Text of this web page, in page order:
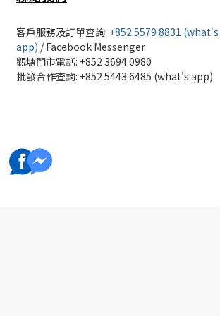
客戶服務及訂單查詢: +852 5579 8831 (what's
app) /Facebook Messenger
觀塘門市電話: +852 3694 0980
批發合作查詢: +852 5443 6485 (what's app)